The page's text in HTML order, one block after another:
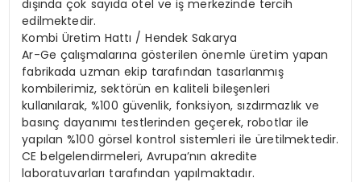
dışında çok sayıda otel ve iş merkezinde tercih
edilmektedir.
Kombi Üretim Hattı / Hendek Sakarya
Ar-Ge çalışmalarına gösterilen önemle üretim yapan
fabrikada uzman ekip tarafından tasarlanmış
kombilerimiz, sektörün en kaliteli bileşenleri
kullanılarak, %100 güvenlik, fonksiyon, sızdırmazlık ve
basınç dayanımı testlerinden geçerek, robotlar ile
yapılan %100 görsel kontrol sistemleri ile üretilmektedir.
CE belgelendirmeleri, Avrupa’nın akredite
laboratuvarları tarafından yapılmaktadır.